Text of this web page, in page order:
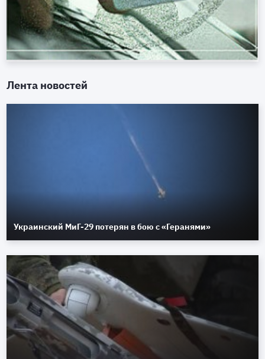
Лента новостей
Украинский МиГ-29 потерян в бою с «Геранями»